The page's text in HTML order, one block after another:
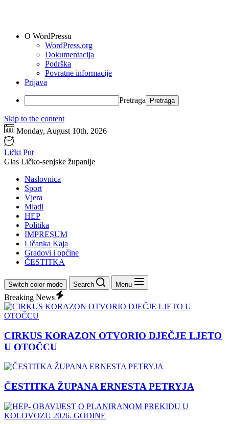
O WordPressu
WordPress.org
Dokumentacija
Podrška
Povratne informacije
Prijava
Pretraga
Skip to the content
Monday, August 10th, 2026
Lički Put
Glas Ličko-senjske županije
Naslovnica
Sport
Vjera
Mladi
HEP
Politika
IMPRESUM
Ličanka Kaja
Gradovi i općine
ČESTITKA
Switch color mode Search Menu
Breaking News
CIRKUS KORAZON OTVORIO DJEČJE LJETO
U OTOČCU
ČESTITKA ŽUPANA ERNESTA PETRYJA